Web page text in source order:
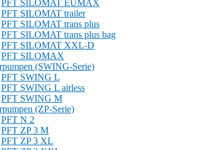
PFT SILOMAT EUMAX
PFT SILOMAT trailer
PFT SILOMAT trans plus
PFT SILOMAT trans plus bag
PFT SILOMAT XXL-D
PFT SILOMAX
(SWING-Serie)
PFT SWING L
PFT SWING L airless
PFT SWING M
(ZP-Serie)
PFT N 2
PFT ZP 3 M
PFT ZP 3 XL